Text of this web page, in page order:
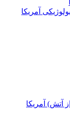
آمریکا
آتش) آمریکا